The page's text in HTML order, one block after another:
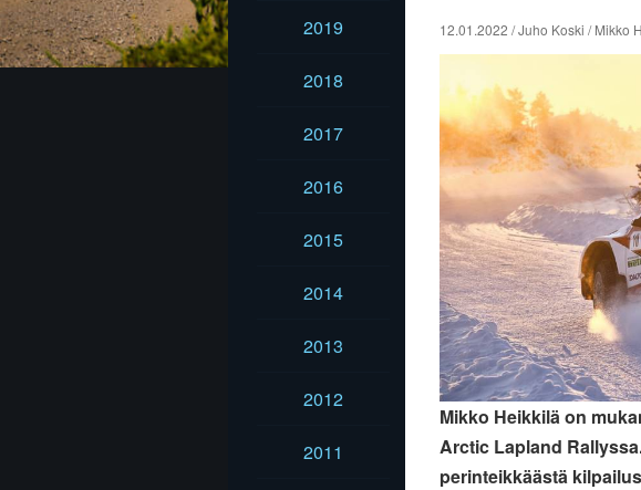
2019
2018
2017
2016
2015
2014
2013
2012
2011
12.01.2022 / Juho Koski / Mikko
Mikko Heikkilä on
Arctic Lapland
perinteikkäästä